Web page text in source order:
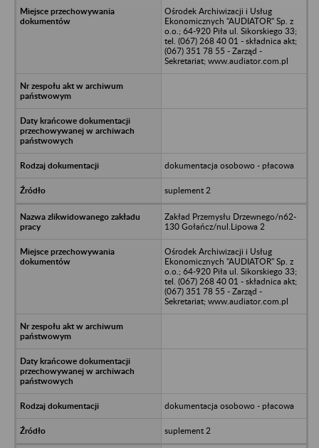
Ośrodek Archiwizacji i Usług
Ekonomicznych "AUDIATOR" Sp. z
o.o.; 64-920 Piła ul. Sikorskiego 33;
tel. (067) 268 40 01 - składnica akt;
(067) 351 78 55 - Zarząd -
Sekretariat; www.audiator.com.pl
dokumentacja osobowo - płacowa
suplement 2
Zakład Przemysłu Drzewnego/n62-
130 Gołańcz/nul.Lipowa 2
Ośrodek Archiwizacji i Usług
Ekonomicznych "AUDIATOR" Sp. z
o.o.; 64-920 Piła ul. Sikorskiego 33;
tel. (067) 268 40 01 - składnica akt;
(067) 351 78 55 - Zarząd -
Sekretariat; www.audiator.com.pl
dokumentacja osobowo - płacowa
suplement 2